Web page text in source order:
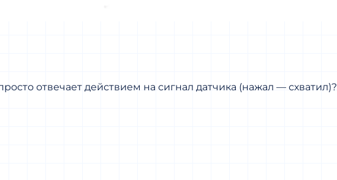
отвечает действием на сигнал датчика (нажал — схватил)?